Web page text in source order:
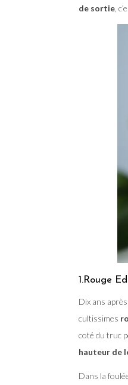
de sortie ,
1.Rouge
Dix ans
cultissimes
coté du truc
hauteur de
Dans la